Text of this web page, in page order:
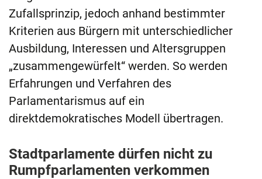
Zufallsprinzip, jedoch anhand bestimmter
Kriterien aus Bürgern mit unterschiedlicher
Ausbildung, Interessen und Altersgruppen
„zusammengewürfelt“ werden. So werden
Erfahrungen und Verfahren des
Parlamentarismus auf ein
direktdemokratisches Modell übertragen.
Stadtparlamente dürfen nicht zu
Rumpfparlamenten verkommen